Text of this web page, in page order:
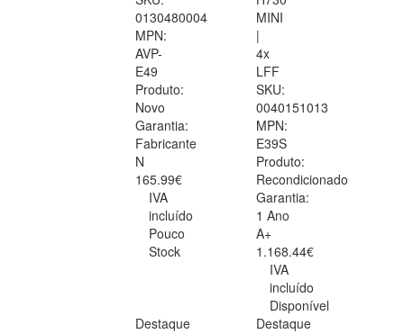
0130480004
MPN:
AVP-
E49
Produto:
Novo
Garantia:
Fabricante
N
165.99€
IVA
incluído
Pouco
Stock
MINI
|
4x
LFF
SKU:
0040151013
MPN:
E39S
Produto:
Recondicionado
Garantia:
1 Ano
A+
1.168.44€
IVA
incluído
Disponível
Destaque
Destaque